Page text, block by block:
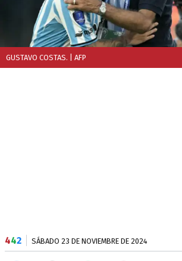
GUSTAVO COSTAS. | AFP
442 SÁBADO 23 DE NOVIEMBRE DE 2024